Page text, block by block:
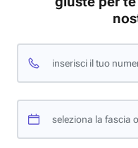
inserisci il tuo
seleziona la fascia